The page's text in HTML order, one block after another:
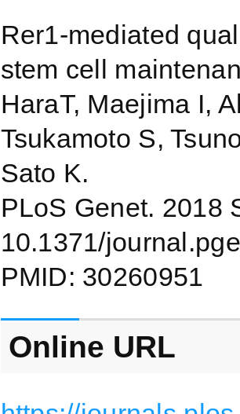
Rer1-mediated
stem cell
HaraT, Maejima I,
Tsukamoto S,
Sato K.
PLoS Genet. 2018
10.1371/
PMID: 30260951
Online URL